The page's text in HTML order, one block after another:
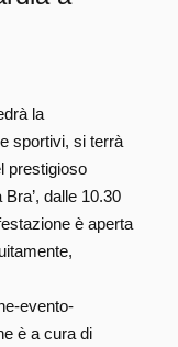
la
sportivi, si terrà
prestigioso
dalle 10.30
è aperta
evento-
è a cura di